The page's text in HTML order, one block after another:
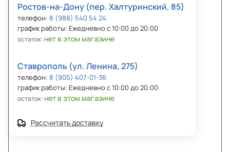
Ростов-на-Дону (пер. Халтуринский, 85)
телефон: 8 (988) 540 54 24
график работы: Ежедневно с 10:00 до 20:00
остаток: нет в этом магазине
Ставрополь (ул. Ленина, 275)
телефон: 8 (905) 407-01-36
график работы: Ежедневно с 10:00 до 20:00
остаток: нет в этом магазине
Рассчитать доставку